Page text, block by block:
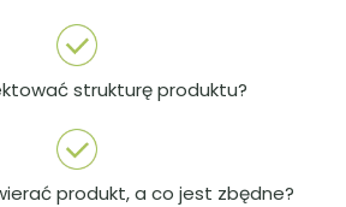
strukturę produktu?
produkt, a co jest zbędne?